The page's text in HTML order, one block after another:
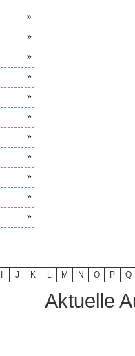
»
»
»
»
»
»
»
»
»
»
»
J K L M N O P Q
Aktuelle